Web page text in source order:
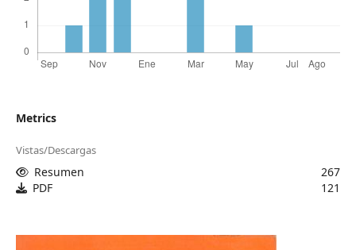
Metrics
Vistas/Descargas
Resumen
267
PDF
121